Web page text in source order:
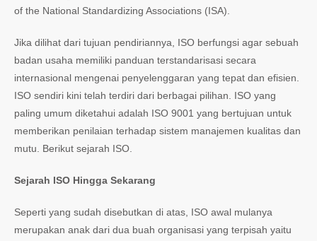
of the National Standardizing Associations (ISA).
Jika dilihat dari tujuan pendiriannya, ISO berfungsi agar sebuah
badan usaha memiliki panduan terstandarisasi secara
internasional mengenai penyelenggaran yang tepat dan efisien.
ISO sendiri kini telah terdiri dari berbagai pilihan. ISO yang
paling umum diketahui adalah ISO 9001 yang bertujuan untuk
memberikan penilaian terhadap sistem manajemen kualitas dan
mutu. Berikut sejarah ISO.
Sejarah ISO Hingga Sekarang
Seperti yang sudah disebutkan di atas, ISO awal mulanya
merupakan anak dari dua buah organisasi yang terpisah yaitu